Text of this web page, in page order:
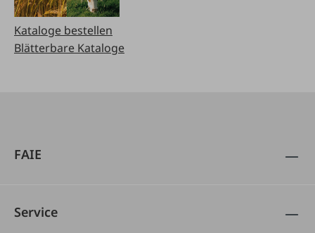
Kataloge bestellen
Blätterbare Kataloge
FAIE
Service